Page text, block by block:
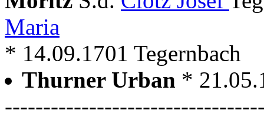
Maria
* 14.09.1701 Tegernbach
Thurner Urban *